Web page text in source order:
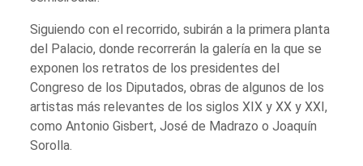
Siguiendo con el recorrido, subirán a la primera planta
del Palacio, donde recorrerán la galería en la que se
exponen los retratos de los presidentes del
Congreso de los Diputados, obras de algunos de los
artistas más relevantes de los siglos XIX y XX y XXI,
como Antonio Gisbert, José de Madrazo o Joaquín
Sorolla.